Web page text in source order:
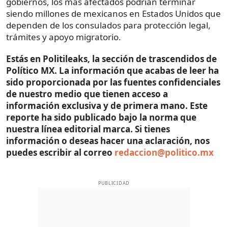
siendo millones de mexicanos en Estados Unidos que
dependen de los consulados para protección legal,
trámites y apoyo migratorio.
Estás en Politileaks, la sección de trascendidos de
Político MX. La información que acabas de leer ha
sido proporcionada por las fuentes confidenciales
de nuestro medio que tienen acceso a
información exclusiva y de primera mano. Este
reporte ha sido publicado bajo la norma que
nuestra línea editorial marca. Si tienes
información o deseas hacer una aclaración, nos
puedes escribir al correo redaccion@politico.mx
PUBLICIDAD